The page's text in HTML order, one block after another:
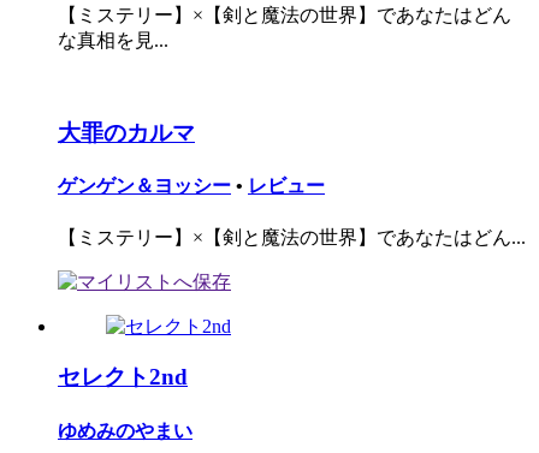
【ミステリー】×【剣と魔法の世界】であなたはどん
な真相を見...
大罪のカルマ
ゲンゲン＆ヨッシー • レビュー
【ミステリー】×【剣と魔法の世界】であなたはどん...
セレクト2nd
ゆめみのやまい